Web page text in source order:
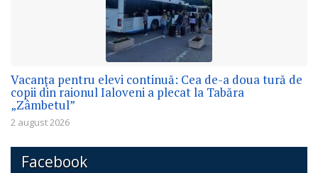
Vacanța pentru elevi continuă: Cea de-a doua tură de
copii din raionul Ialoveni a plecat la Tabăra
„Zâmbetul”
2 august 2026
Facebook